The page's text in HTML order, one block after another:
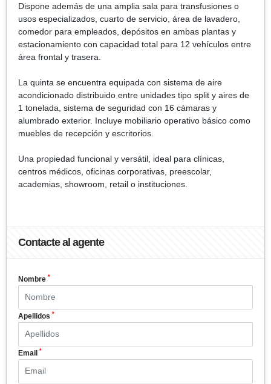
Dispone además de una amplia sala para transfusiones o
usos especializados, cuarto de servicio, área de lavadero,
comedor para empleados, depósitos en ambas plantas y
estacionamiento con capacidad total para 12 vehículos entre
área frontal y trasera.
La quinta se encuentra equipada con sistema de aire
acondicionado distribuido entre unidades tipo split y aires de
1 tonelada, sistema de seguridad con 16 cámaras y
alumbrado exterior. Incluye mobiliario operativo básico como
muebles de recepción y escritorios.
Una propiedad funcional y versátil, ideal para clínicas,
centros médicos, oficinas corporativas, preescolar,
academias, showroom, retail o instituciones.
Contacte al agente
Nombre *
Apellidos *
Email *